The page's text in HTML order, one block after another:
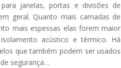
para janelas, portas e divisões de
geral. Quanto mais camadas de
mais espessas elas forem maior
acústico e térmico. Há
que também podem ser usados
segurança…